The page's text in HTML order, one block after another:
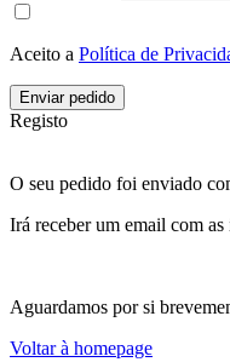
Aceito a Política de
Enviar pedido
Registo
O seu pedido foi enviado
Irá receber um email com
Aguardamos por si
Voltar à homepage